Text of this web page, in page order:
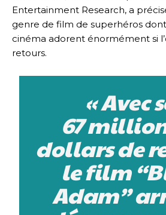
Entertainment Research, a
genre de film de superhéros
cinéma adorent énormément si
retours.
« Avec
67
dollars de
le film
Adam”